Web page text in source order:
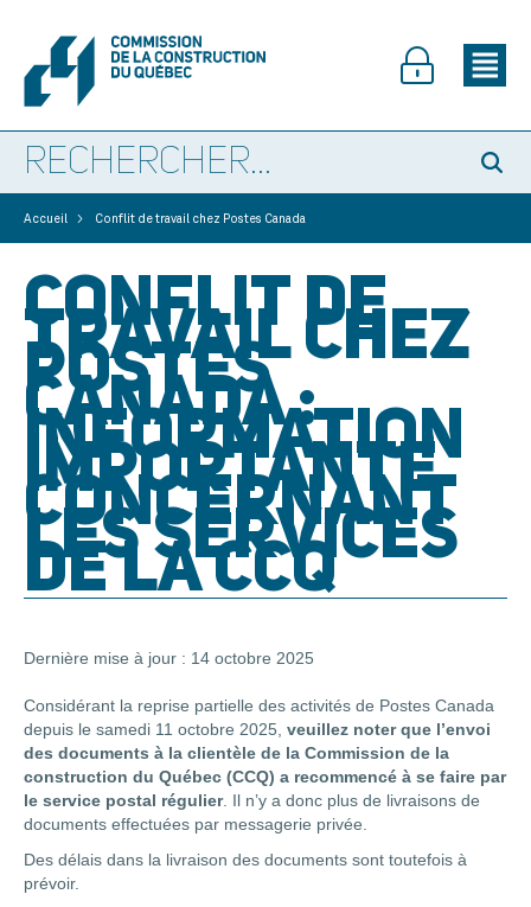
Accueil > Conflit de travail chez Postes Canada
CONFLIT DE
TRAVAIL CHEZ
POSTES
CANADA :
INFORMATION
IMPORTANTE
CONCERNANT
LES SERVICES
DE LA CCQ
Dernière mise à jour : 14 octobre 2025
Considérant la reprise partielle des activités de Postes Canada
depuis le samedi 11 octobre 2025, veuillez noter que l’envoi
des documents à la clientèle de la Commission de la
construction du Québec (CCQ) a recommencé à se faire par
le service postal régulier. Il n’y a donc plus de livraisons de
documents effectuées par messagerie privée.
Des délais dans la livraison des documents sont toutefois à
prévoir.